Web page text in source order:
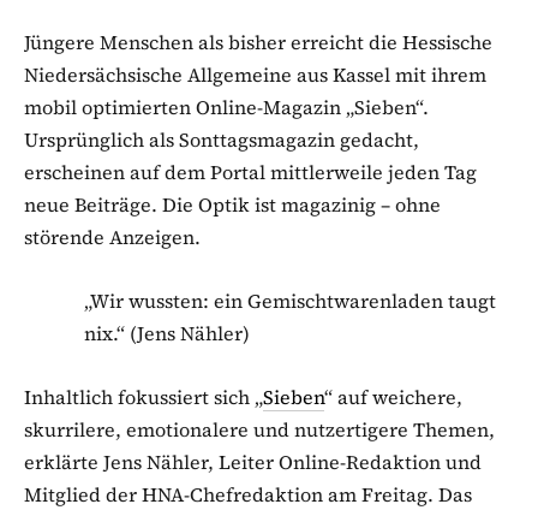
Jüngere Menschen als bisher erreicht die Hessische
Niedersächsische Allgemeine aus Kassel mit ihrem
mobil optimierten Online-Magazin „Sieben“.
Ursprünglich als Sonttagsmagazin gedacht,
erscheinen auf dem Portal mittlerweile jeden Tag
neue Beiträge. Die Optik ist magazinig – ohne
störende Anzeigen.
„Wir wussten: ein Gemischtwarenladen taugt
nix.“ (Jens Nähler)
Inhaltlich fokussiert sich „Sieben“ auf weichere,
skurrilere, emotionalere und nutzertigere Themen,
erklärte Jens Nähler, Leiter Online-Redaktion und
Mitglied der HNA-Chefredaktion am Freitag. Das